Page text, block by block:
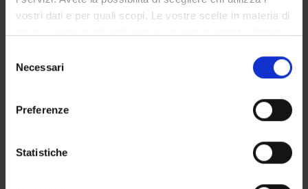
vostri dati e per quali scopi. Le vostre scelte in materia di
modificare o revocare il proprio consenso in qualsiasi
momento dalla Dichiarazione sui cookie o facendo clic
raccogliere informazioni sulla tua posizione
geografica, con un'approssimazione di qualche
delNecessari
Preferenze
Statistiche
ORGANIZZAZIONE
GOVERNANCE